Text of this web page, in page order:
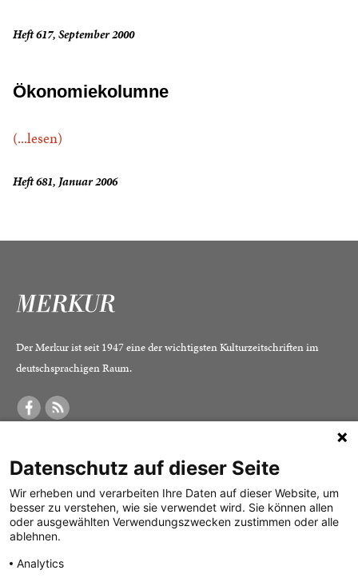
Heft 617, September 2000
Ökonomiekolumne
(...lesen)
Heft 681, Januar 2006
Der Merkur ist seit 1947 eine der wichtigsten Kulturzeitschriften im
deutschsprachigen Raum.
Was ist der Merkur?
Herausgeber /
Redaktion
Verlag
Alle Abos im Überblick
Print-Abo
Digital-Abo
Impressum
Datenschutz
Mediadaten
Datenschutz auf dieser Seite
Wir erheben und verarbeiten Ihre Daten auf dieser Website, um
besser zu verstehen, wie sie verwendet wird. Sie können allen
oder ausgewählten Verwendungszwecken zustimmen oder alle
ablehnen.
Analytics